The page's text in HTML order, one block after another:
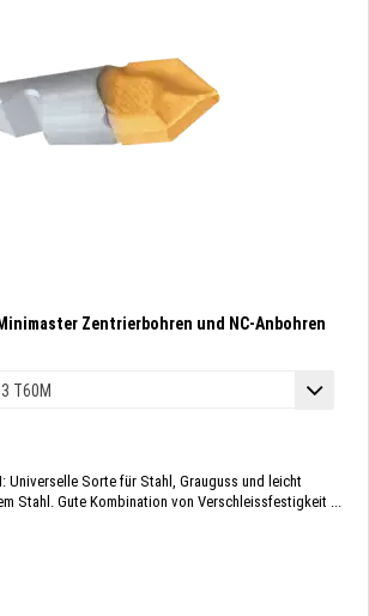
Zentrierbohren und NC-Anbohren
Universelle Sorte für Stahl, Grauguss und leicht
Stahl. Gute Kombination von Verschleissfestigkeit ...